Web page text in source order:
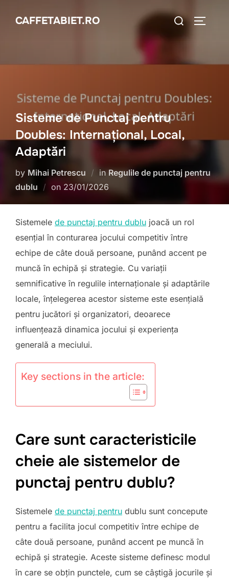
CAFFETABIET.RO
Search
Sisteme de Punctaj pentru
Doubles: Internațional, Local,
Adaptări
by Mihai Petrescu inRegulile de punctaj pentru
dublu
on Posted
23/01/2026
Sistemele de punctaj pentru dublu joacă un rol
esențial în conturarea jocului competitiv între
echipe de câte două persoane, punând accent pe
muncă în echipă și strategie. Cu variații
semnificative în regulile internaționale și adaptările
locale, înțelegerea acestor sisteme este esențială
pentru jucători și organizatori, deoarece
influențează dinamica jocului și experiența
generală a meciului.
Key sections in the article:
Care sunt caracteristicile
cheie ale sistemelor de
punctaj pentru dublu?
Sistemele de punctaj pentru dublu sunt concepute
pentru a facilita jocul competitiv între echipe de
câte două persoane, punând accent pe muncă în
echipă și strategie. Aceste sisteme definesc modul
în care se obțin punctele, cum se câștigă jocurile și